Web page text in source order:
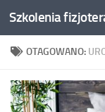
Skip to content
Szkolenia
OTAGOWANO: